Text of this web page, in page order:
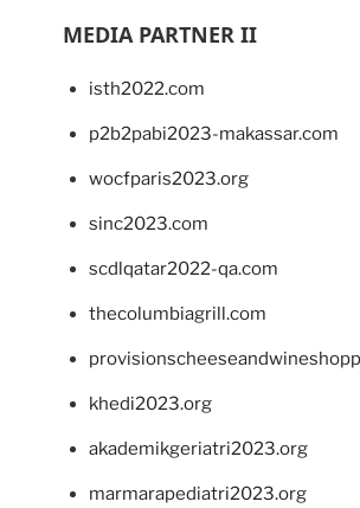
MEDIA PARTNER II
isth2022.com
p2b2pabi2023-makassar.com
wocfparis2023.org
sinc2023.com
scdlqatar2022-qa.com
thecolumbiagrill.com
khedi2023.org
akademikgeriatri2023.org
marmarapediatri2023.org